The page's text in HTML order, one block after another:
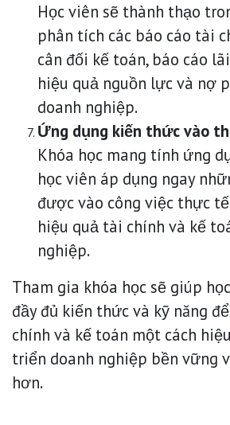
Học viên sẽ thành thạo
phân tích các báo cáo tài
cân đối kế toán, báo cáo
hiệu quả nguồn lực và nợ
doanh nghiệp.
Ứng dụng kiến thức vào
Khóa học mang tính ứng
học viên áp dụng ngay
được vào công việc thực
hiệu quả tài chính và kế
nghiệp.
Tham gia khóa học sẽ giúp
đầy đủ kiến thức và kỹ năng
chính và kế toán một cách
triển doanh nghiệp bền vững
hơn.